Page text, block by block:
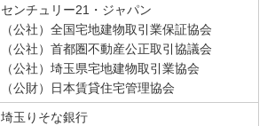
センチュリー21・ジャパン
（公社）全国宅地建物取引業保証協会
（公社）首都圏不動産公正取引協議会
（公社）埼玉県宅地建物取引業協会
（公財）日本賃貸住宅管理協会
埼玉りそな銀行